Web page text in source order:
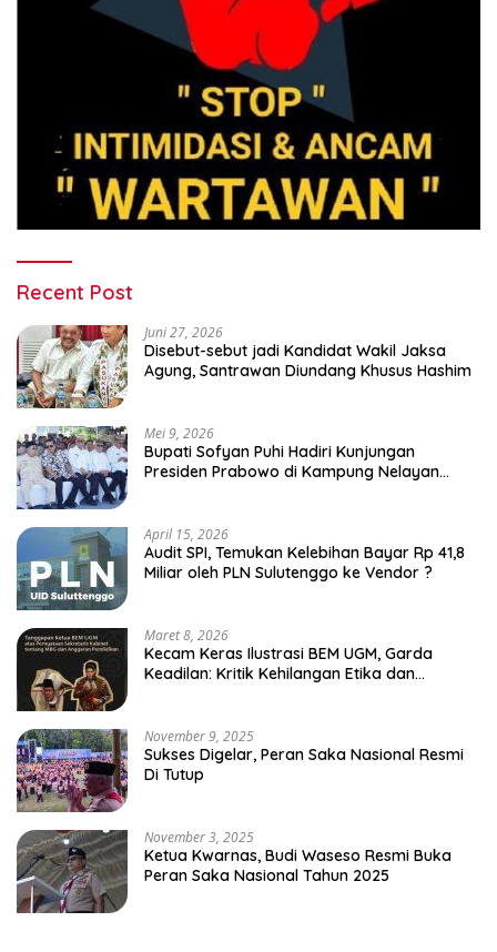
Recent Post
Juni 27, 2026
Disebut-sebut jadi Kandidat Wakil Jaksa
Agung, Santrawan Diundang Khusus Hashim
Mei 9, 2026
Bupati Sofyan Puhi Hadiri Kunjungan
Presiden Prabowo di Kampung Nelayan
April 15, 2026
Audit SPI, Temukan Kelebihan Bayar Rp 41,8
Miliar oleh PLN Sulutenggo ke Vendor ?
Maret 8, 2026
Kecam Keras Ilustrasi BEM UGM, Garda
Keadilan: Kritik Kehilangan Etika dan
November 9, 2025
Sukses Digelar, Peran Saka Nasional Resmi
Di Tutup
November 3, 2025
Ketua Kwarnas, Budi Waseso Resmi Buka
Peran Saka Nasional Tahun 2025